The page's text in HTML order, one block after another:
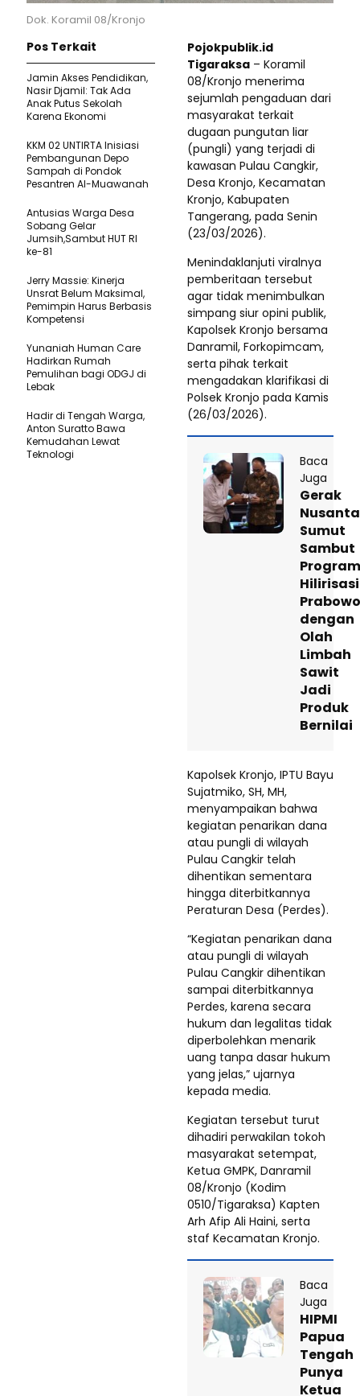
Dok. Koramil 08/Kronjo
Pojokpublik.id
Tigaraksa – Koramil
08/Kronjo menerima
sejumlah pengaduan dari
masyarakat terkait
dugaan pungutan liar
(pungli) yang terjadi di
kawasan Pulau Cangkir,
Desa Kronjo, Kecamatan
Kronjo, Kabupaten
Tangerang, pada Senin
(23/03/2026).
Menindaklanjuti viralnya
pemberitaan tersebut
agar tidak menimbulkan
simpang siur opini publik,
Kapolsek Kronjo bersama
Danramil, Forkopimcam,
serta pihak terkait
mengadakan klarifikasi di
Polsek Kronjo pada Kamis
(26/03/2026).
Baca
Juga
Gerak
Sumut
Sambut
Program
Hilirisasi
Prabowo
dengan
Olah
Limbah
Sawit
Jadi
Produk
Bernilai
Kapolsek Kronjo, IPTU Bayu
Sujatmiko, SH, MH,
menyampaikan bahwa
kegiatan penarikan dana
atau pungli di wilayah
Pulau Cangkir telah
dihentikan sementara
hingga diterbitkannya
Peraturan Desa (Perdes).
“Kegiatan penarikan dana
atau pungli di wilayah
Pulau Cangkir dihentikan
sampai diterbitkannya
Perdes, karena secara
hukum dan legalitas tidak
diperbolehkan menarik
uang tanpa dasar hukum
yang jelas,” ujarnya
kepada media.
Kegiatan tersebut turut
dihadiri perwakilan tokoh
masyarakat setempat,
Ketua GMPK, Danramil
08/Kronjo (Kodim
0510/Tigaraksa) Kapten
Arh Afip Ali Haini, serta
staf Kecamatan Kronjo.
Baca
Juga
HIPMI
Papua
Tengah
Punya
Ketua
Pos Terkait
Jamin Akses Pendidikan,
Nasir Djamil: Tak Ada
Anak Putus Sekolah
Karena Ekonomi
KKM 02 UNTIRTA Inisiasi
Pembangunan Depo
Sampah di Pondok
Pesantren Al-Muawanah
Antusias Warga Desa
Sobang Gelar
Jumsih,Sambut HUT RI
ke-81
Jerry Massie: Kinerja
Unsrat Belum Maksimal,
Pemimpin Harus Berbasis
Kompetensi
Yunaniah Human Care
Hadirkan Rumah
Pemulihan bagi ODGJ di
Lebak
Hadir di Tengah Warga,
Anton Suratto Bawa
Kemudahan Lewat
Teknologi ​